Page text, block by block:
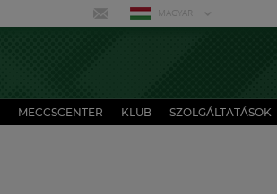
MAGYAR
MECCSCENTER KLUB SZOLGÁLTATÁSOK